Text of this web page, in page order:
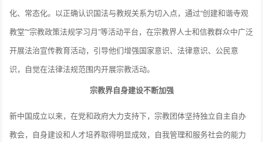
化、常态化。以正确认识国法与教规关系为切入点，通过“创建和谐寺观
教堂”“宗教政策法规学习月”等活动平台，在宗教界人士和信教群众中广泛
开展法治宣传教育活动，引导他们增强国家意识、法律意识、公民意
识，自觉在法律法规范围内开展宗教活动。
宗教界自身建设不断加强
新中国成立以来，在党和政府大力支持下，宗教团体坚持独立自主自办
教会，自身建设和人才培养取得明显成效，自我管理和服务社会的能力